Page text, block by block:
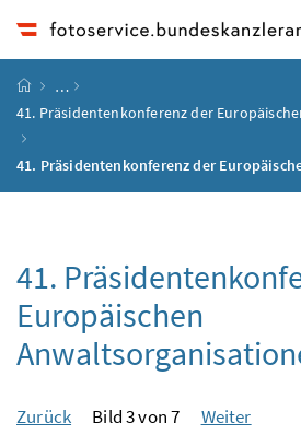
Startseite
…
41. Präsidentenkonferenz der
41. Präsidentenkonferenz der
41.
Europäischen
Zurück Bild 3 von 7 Weiter